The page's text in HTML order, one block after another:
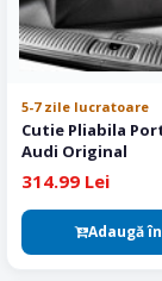
5-7 zile lucratoare
Cutie Pliabila
Audi Original
314.99 Lei
Adaugă